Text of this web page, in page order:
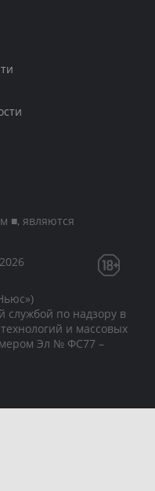
■, являются
службой по надзору в
и массовых
Эл № ФС77 –